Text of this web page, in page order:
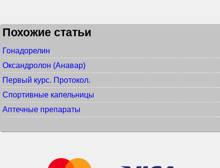
Похожие статьи
Гонадорелин
Оксандролон (Анавар)
Первый курс. Протокол.
Спортивные капельницы
Аптечные препараты